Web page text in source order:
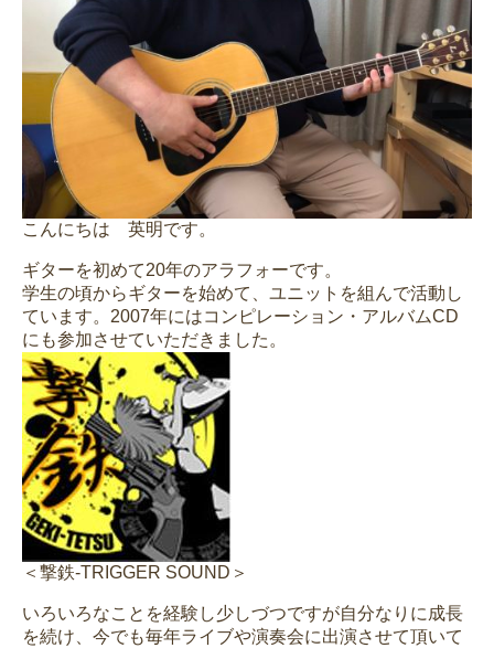
こんにちは 英明です。
ギターを初めて20年のアラフォーです。
学生の頃からギターを始めて、ユニットを組んで活動し
ています。2007年にはコンピレーション・アルバムCD
にも参加させていただきました。
＜撃鉄-TRIGGER SOUND＞
いろいろなことを経験し少しづつですが自分なりに成長
を続け、今でも毎年ライブや演奏会に出演させて頂いて